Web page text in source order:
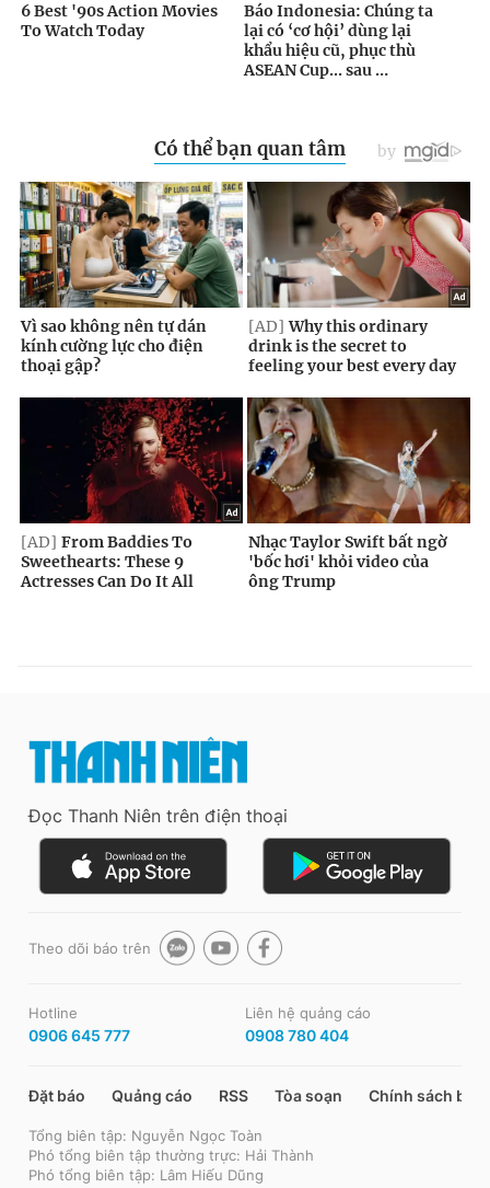
Đọc Thanh Niên trên điện thoại
Theo dõi báo trên
Hotline
0906 645 777
Liên hệ quảng cáo
0908 780 404
Đặt báo Quảng cáo RSS Tòa soạn Chính sách bảo
Tổng biên tập: Nguyễn Ngọc Toàn
Phó tổng biên tập thường trực: Hải Thành
Phó tổng biên tập: Lâm Hiếu Dũng